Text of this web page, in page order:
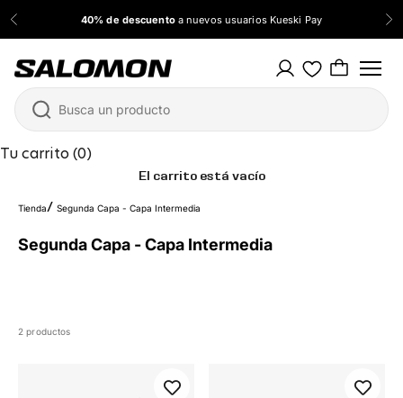
Anterior 40% de descuentoa nuevos usuarios Kueski Pay
Salomon México
Tu carrito (0)
El carrito está vacío
Tienda Segunda Capa - Capa Intermedia
Segunda Capa - Capa Intermedia
2 productos